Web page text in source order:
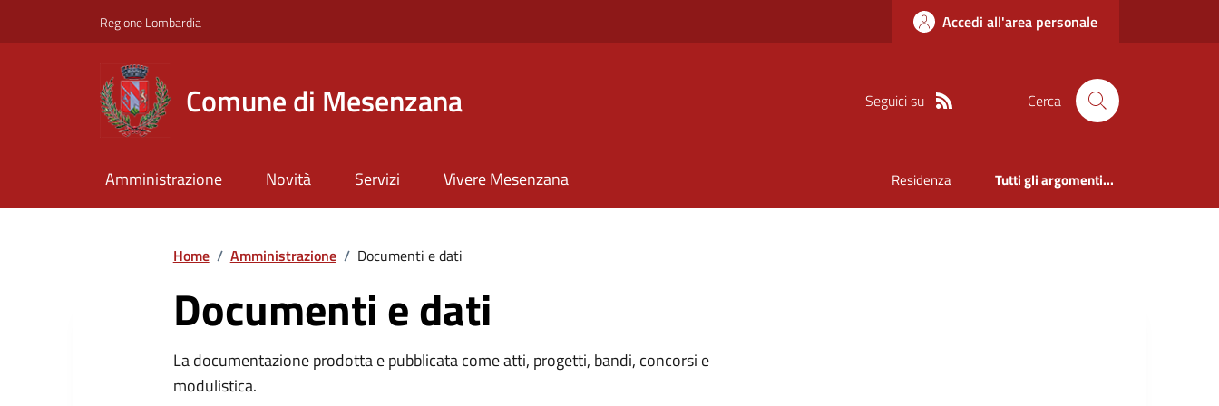
Regione Lombardia Accedi all'area personale
Comune di Mesenzana Seguici su Cerca
Amministrazione Novità Servizi Vivere Mesenzana Residenza Tutti gli argomenti...
Home / Amministrazione / Documenti e dati
Documenti e dati
La documentazione prodotta e pubblicata come atti, progetti, bandi, concorsi e
modulistica.